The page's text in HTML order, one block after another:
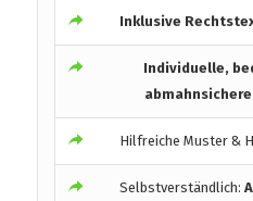
Inklusive
Individuelle,
Hilfreiche Muster &
Selbstverständlich: